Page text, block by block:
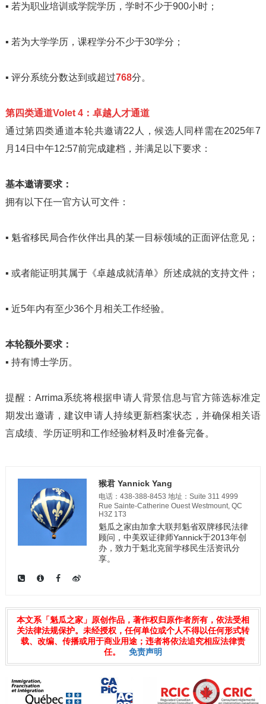
▪ 若为职业培训或学院学历，学时不少于900小时；
▪ 若为大学学历，课程学分不少于30学分；
▪ 评分系统分数达到或超过768分。
第四类通道Volet 4：卓越人才通道
通过第四类通道本轮共邀请22人，候选人同样需在2025年7
月14日中午12:57前完成建档，并满足以下要求：
基本邀请要求：
拥有以下任一官方认可文件：
▪ 魁省移民局合作伙伴出具的某一目标领域的正面评估意见；
▪ 或者能证明其属于《卓越成就清单》所述成就的支持文件；
▪ 近5年内有至少36个月相关工作经验。
本轮额外要求：
▪ 持有博士学历。
提醒：Arrima系统将根据申请人背景信息与官方筛选标准定
期发出邀请，建议申请人持续更新档案状态，并确保相关语
言成绩、学历证明和工作经验材料及时准备完备。
猴君 Yannick Yang
电话：438-388-8453 地址：Suite 311 4999
Rue Sainte-Catherine Ouest Westmount, QC
H3Z 1T3
魁瓜之家由加拿大联邦魁省双牌移民法律
顾问，中美双证律师Yannick于2013年创
办，致力于魁北克留学移民生活资讯分
享。
本文系「魁瓜之家」原创作品，著作权归原作者所有，依法受相
关法律法规保护。未经授权，任何单位或个人不得以任何形式转
载、改编、传播或用于商业用途；违者将依法追究相应法律责
任。
免责声明